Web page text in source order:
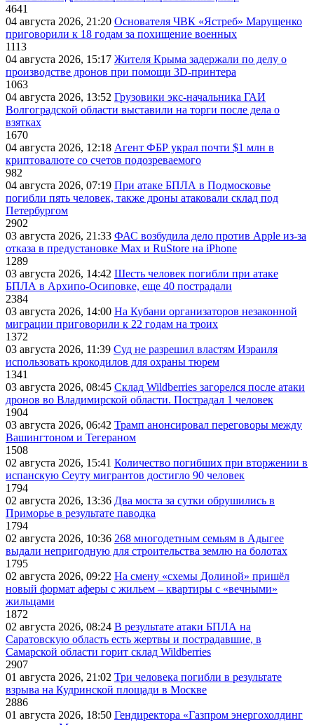
4641
04 августа 2026, 21:20 Основателя ЧВК «Ястреб» Марущенко
приговорили к 18 годам за похищение военных
1113
04 августа 2026, 15:17 Жителя Крыма задержали по делу о
производстве дронов при помощи 3D‑принтера
1063
04 августа 2026, 13:52 Грузовики экс-начальника ГАИ
Волгоградской области выставили на торги после дела о
взятках
1670
04 августа 2026, 12:18 Агент ФБР украл почти $1 млн в
криптовалюте со счетов подозреваемого
982
04 августа 2026, 07:19 При атаке БПЛА в Подмосковье
погибли пять человек, также дроны атаковали склад под
Петербургом
2902
03 августа 2026, 21:33 ФАС возбудила дело против Apple из-за
отказа в предустановке Max и RuStore на iPhone
1289
03 августа 2026, 14:42 Шесть человек погибли при атаке
БПЛА в Архипо-Осиповке, еще 40 пострадали
2384
03 августа 2026, 14:00 На Кубани организаторов незаконной
миграции приговорили к 22 годам на троих
1372
03 августа 2026, 11:39 Суд не разрешил властям Израиля
использовать крокодилов для охраны тюрем
1341
03 августа 2026, 08:45 Склад Wildberries загорелся после атаки
дронов во Владимирской области. Пострадал 1 человек
1904
03 августа 2026, 06:42 Трамп анонсировал переговоры между
Вашингтоном и Тегераном
1508
02 августа 2026, 15:41 Количество погибших при вторжении в
испанскую Сеуту мигрантов достигло 90 человек
1794
02 августа 2026, 13:36 Два моста за сутки обрушились в
Приморье в результате паводка
1794
02 августа 2026, 10:36 268 многодетным семьям в Адыгее
выдали непригодную для строительства землю на болотах
1795
02 августа 2026, 09:22 На смену «схемы Долиной» пришёл
новый формат аферы с жильем – квартиры с «вечными»
жильцами
1872
02 августа 2026, 08:24 В результате атаки БПЛА на
Саратовскую область есть жертвы и пострадавшие, в
Самарской области горит склад Wildberries
2907
01 августа 2026, 21:02 Три человека погибли в результате
взрыва на Кудринской площади в Москве
2886
01 августа 2026, 18:50 Гендиректора «Газпром энергохолдинг